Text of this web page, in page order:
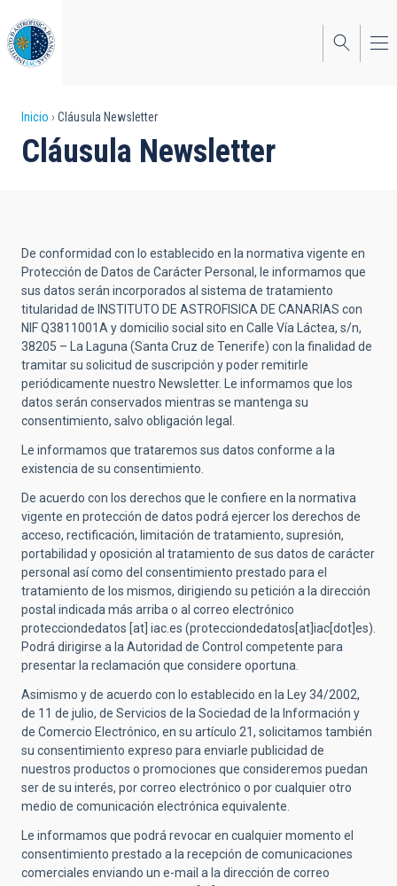
al
contenido
principal
Sobrescribir
enlaces
a
la
navegación
Inicio Cláusula Newsletter
Cláusula Newsletter
De conformidad con lo establecido en la normativa vigente en
Protección de Datos de Carácter Personal, le informamos que
sus datos serán incorporados al sistema de tratamiento
titularidad de INSTITUTO DE ASTROFISICA DE CANARIAS con
NIF Q3811001A y domicilio social sito en Calle Vía Láctea, s/n,
38205 – La Laguna (Santa Cruz de Tenerife) con la finalidad de
tramitar su solicitud de suscripción y poder remitirle
periódicamente nuestro Newsletter. Le informamos que los
datos serán conservados mientras se mantenga su
consentimiento, salvo obligación legal.
Le informamos que trataremos sus datos conforme a la
existencia de su consentimiento.
De acuerdo con los derechos que le confiere en la normativa
vigente en protección de datos podrá ejercer los derechos de
acceso, rectificación, limitación de tratamiento, supresión,
portabilidad y oposición al tratamiento de sus datos de carácter
personal así como del consentimiento prestado para el
tratamiento de los mismos, dirigiendo su petición a la dirección
postal indicada más arriba o al correo electrónico
protecciondedatos [at] iac.es (protecciondedatos[at]iac[dot]es)
Podrá dirigirse a la Autoridad de Control competente para
presentar la reclamación que considere oportuna.
Asimismo y de acuerdo con lo establecido en la Ley 34/2002,
de 11 de julio, de Servicios de la Sociedad de la Información y
de Comercio Electrónico, en su artículo 21, solicitamos también
su consentimiento expreso para enviarle publicidad de
nuestros productos o promociones que consideremos puedan
ser de su interés, por correo electrónico o por cualquier otro
medio de comunicación electrónica equivalente.
Le informamos que podrá revocar en cualquier momento el
consentimiento prestado a la recepción de comunicaciones
comerciales enviando un e-mail a la dirección de correo